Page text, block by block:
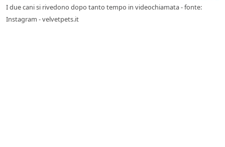
I due cani si rivedono dopo tanto tempo in videochiamata - fonte:
Instagram - velvetpets.it